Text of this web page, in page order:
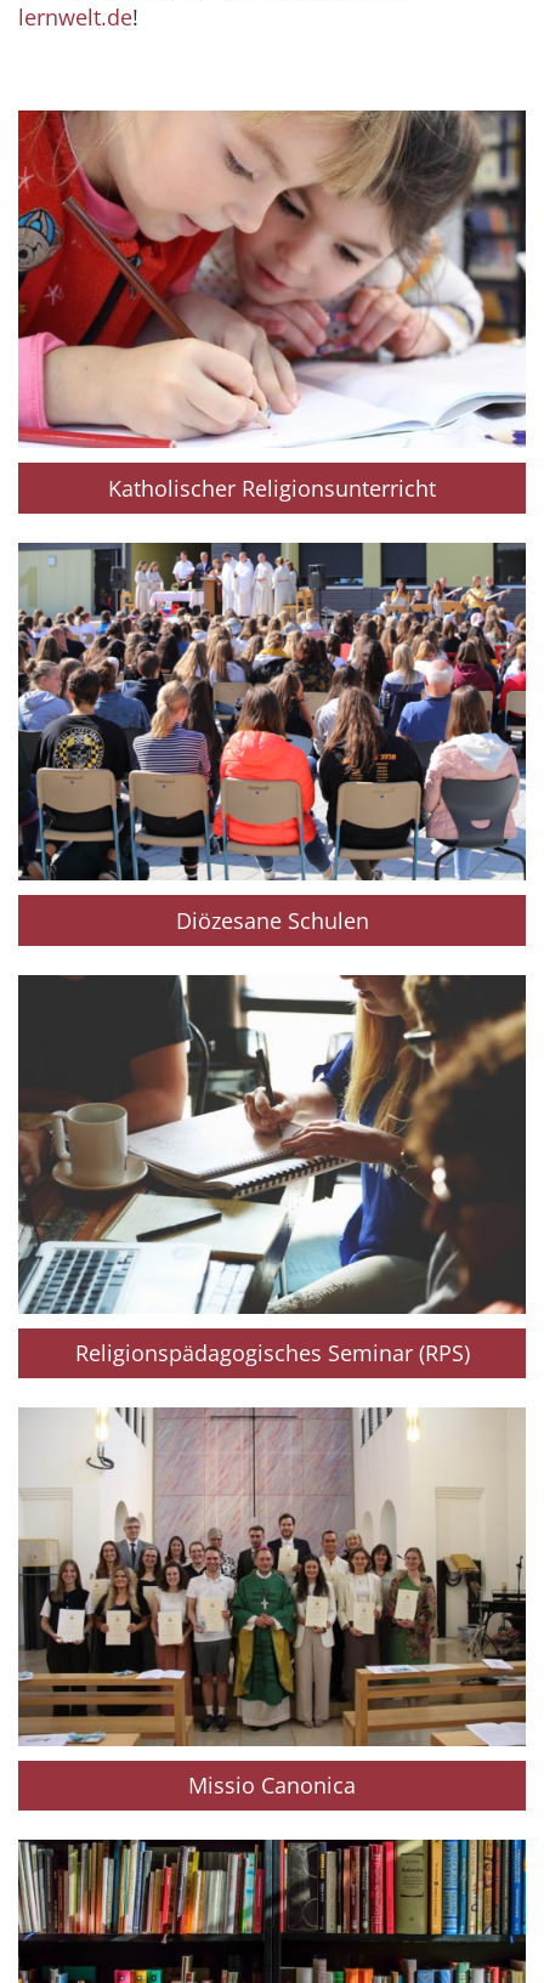
lernwelt.de!
Katholischer Religionsunterricht
Diözesane Schulen
Religionspädagogisches Seminar (RPS)
Missio Canonica